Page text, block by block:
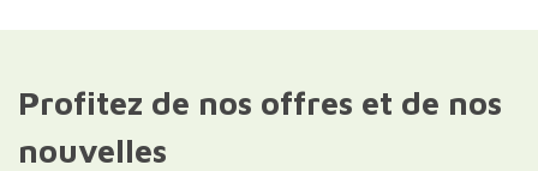
Profitez de nos offres et de nos
nouvelles